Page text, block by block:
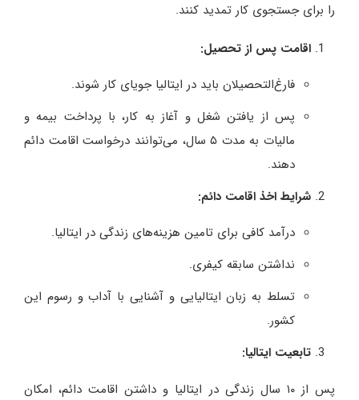
را برای جستجوی کار تمدید کنند.
اقامت پس از تحصیل:
فارغ‌التحصیلان باید در ایتالیا جویای کار شوند.
پس از یافتن شغل و آغاز به کار، با پرداخت بیمه و
مالیات به مدت ۵ سال، می‌توانند درخواست اقامت دائم
دهند.
شرایط اخذ اقامت دائم:
درآمد کافی برای تامین هزینه‌های زندگی در ایتالیا.
نداشتن سابقه کیفری.
تسلط به زبان ایتالیایی و آشنایی با آداب و رسوم این
کشور.
تابعیت ایتالیا:
پس از ۱۰ سال زندگی در ایتالیا و داشتن اقامت دائم، امکان